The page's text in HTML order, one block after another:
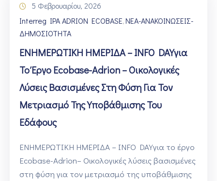
5 Φεβρουαρίου, 2026
Interreg IPA ADRION ECOBASE‚ ΝΕΑ-ΑΝΑΚΟΙΝΩΣΕΙΣ-
ΔΗΜΟΣΙΟΤΗΤΑ
ΕΝΗΜΕΡΩΤΙΚΗ ΗΜΕΡΙΔΑ – INFO DAYγια
Το Έργο Ecobase-Adrion – Οικολογικές
Λύσεις Βασισμένες Στη Φύση Για Τον
Μετριασμό Της Υποβάθμισης Του
Εδάφους
ΕΝΗΜΕΡΩΤΙΚΗ ΗΜΕΡΙΔΑ – INFO DAYγια το έργο
Ecobase-Adrion– Οικολογικές λύσεις βασισμένες
στη φύση για τον μετριασμό της υποβάθμισης